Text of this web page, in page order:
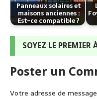
Panneaux solaires et
maisons anciennes :
Est-ce compatible ?
SOYEZ LE PREMIER
Poster un
Votre adresse de